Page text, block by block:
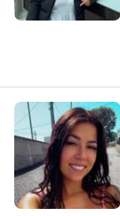
M